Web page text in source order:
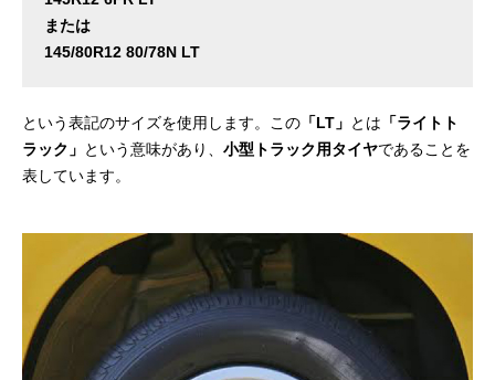
または
145/80R12 80/78N LT
という表記のサイズを使用します。この 「LT」 とは 「ライトト
ラック」 という意味があり、 小型トラック用タイヤであることを
表しています。